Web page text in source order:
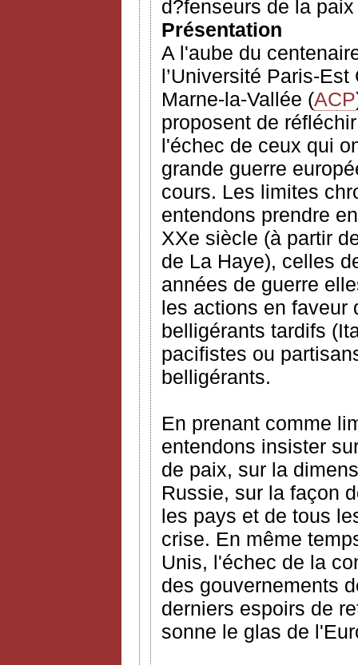
Présentation
A l'aube du
l’Université Paris-Est
Marne-la-Vallée (ACP
proposent de
l'échec de ceux qui
grande guerre
cours. Les limites
entendons prendre
XXe siècle (à partir
de La Haye), celles
années de guerre
les actions en faveur
belligérants tardifs
pacifistes ou
belligérants.
En prenant comme
entendons insister
de paix, sur la
Russie, sur la façon
les pays et de tous
crise. En même
Unis, l'échec de la
des gouvernements
derniers espoirs de
sonne le glas de